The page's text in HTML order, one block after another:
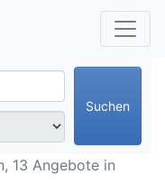
Suchen
13 Angebote in